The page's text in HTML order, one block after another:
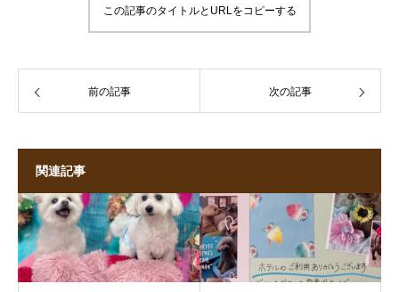
この記事のタイトルとURLをコピーする
前の記事 次の記事
関連記事